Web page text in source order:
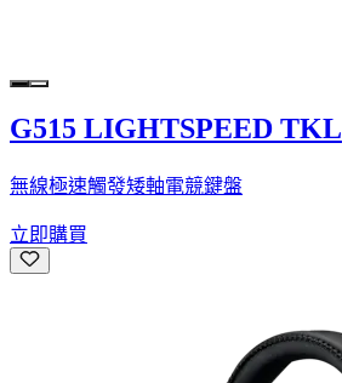
G515 LIGHTSPEED TKL
無線極速觸發矮軸電競鍵盤
立即購買